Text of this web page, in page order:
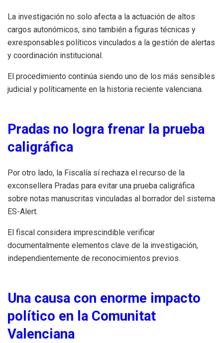
La investigación no solo afecta a la actuación de altos
cargos autonómicos, sino también a figuras técnicas y
exresponsables políticos vinculados a la gestión de alertas
y coordinación institucional.
El procedimiento continúa siendo uno de los más sensibles
judicial y políticamente en la historia reciente valenciana.
Pradas no logra frenar la prueba
caligráfica
Por otro lado, la Fiscalía sí rechaza el recurso de la
exconsellera Pradas para evitar una prueba caligráfica
sobre notas manuscritas vinculadas al borrador del sistema
ES-Alert.
El fiscal considera imprescindible verificar
documentalmente elementos clave de la investigación,
independientemente de reconocimientos previos.
Una causa con enorme impacto
político en la Comunitat
Valenciana